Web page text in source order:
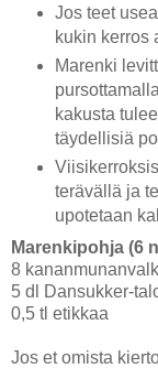
Jos teet
kukin kerros
Marenki
kakusta
täydellisiä
terävällä ja
upotetaan
Marenkipohja (6
8
5 dl Dansukker-
0,5 tl etikkaa
Jos et omista